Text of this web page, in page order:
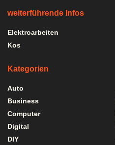
weiterführende Infos
Elektroarbeiten
Kos
Kategorien
Auto
Business
Computer
Digital
DIY